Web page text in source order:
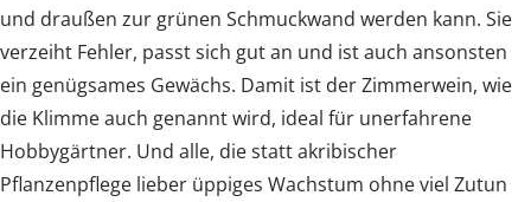
und draußen zur grünen Schmuckwand werden kann. Sie
verzeiht Fehler, passt sich gut an und ist auch ansonsten
ein genügsames Gewächs. Damit ist der Zimmerwein, wie
die Klimme auch genannt wird, ideal für unerfahrene
Hobbygärtner. Und alle, die statt akribischer
Pflanzenpflege lieber üppiges Wachstum ohne viel Zutun